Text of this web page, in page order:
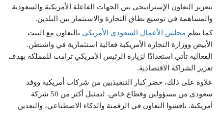
بتعزيز التعاون الإستراتيجي بين الجهات الفاعلة الأمريكية والسعودية
والمساهمة في توسيع نطاق التجارة والاستثمار بين البلدين.
كما نظم مجلس الأعمال السعودي الأمريكي بالتعاون مع البيت
الأبيض ووزارة التجارة الأمريكية فعالية استثمارية في واشنطن.
الفعالية تأتي استعدادًا لزيارة الرئيس الأمريكي ترامب للمملكة بهدف
تعزيز الشراكة الاقتصادية.
علاوة على ذلك، حضر كبار التنفيذيين من شركات أمريكية ووفد
سعودي من مسؤولين وقطاع خاص. لتمثيل أكثر من 50 شركة
أمريكية. ناقشوا التعاون في الرقمنة والذكاء الاصطناعي، والتعدين